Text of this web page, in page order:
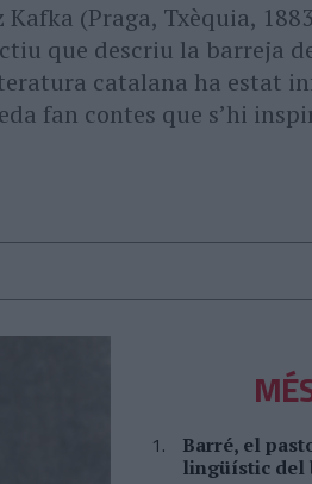
(Praga, Txèquia,
que descriu la barreja
catalana ha estat
fan contes que s’hi
Barré, el
lingüístic del